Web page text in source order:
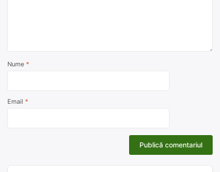
Nume *
Email *